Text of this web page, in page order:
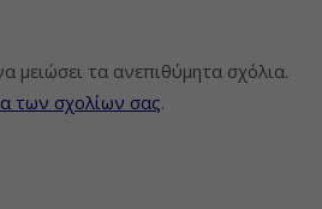
μειώσει τα ανεπιθύμητα σχόλια.
των σχολίων σας.